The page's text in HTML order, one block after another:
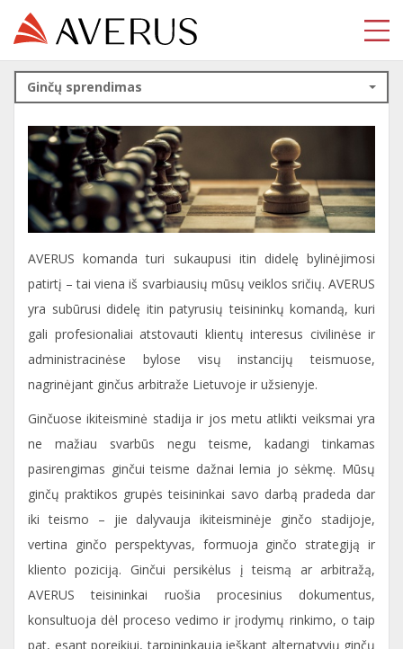
Ginčų sprendimas
AVERUS komanda turi sukaupusi itin didelę bylinėjimosi
patirtį – tai viena iš svarbiausių mūsų veiklos sričių. AVERUS
yra subūrusi didelę itin patyrusių teisininkų komandą, kuri
gali profesionaliai atstovauti klientų interesus civilinėse ir
administracinėse bylose visų instancijų teismuose,
nagrinėjant ginčus arbitraže Lietuvoje ir užsienyje.
Ginčuose ikiteisminė stadija ir jos metu atlikti veiksmai yra
ne mažiau svarbūs negu teisme, kadangi tinkamas
pasirengimas ginčui teisme dažnai lemia jo sėkmę. Mūsų
ginčų praktikos grupės teisininkai savo darbą pradeda dar
iki teismo – jie dalyvauja ikiteisminėje ginčo stadijoje,
vertina ginčo perspektyvas, formuoja ginčo strategiją ir
kliento poziciją. Ginčui persikėlus į teismą ar arbitražą,
AVERUS teisininkai ruošia procesinius dokumentus,
konsultuoja dėl proceso vedimo ir įrodymų rinkimo, o taip
pat, esant poreikiui, tarpininkauja ieškant alternatyvių ginčų